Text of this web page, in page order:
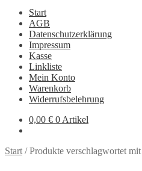
Start
AGB
Datenschutzerklärung
Impressum
Kasse
Linkliste
Mein Konto
Warenkorb
Widerrufsbelehrung
0,00 € 0 Artikel
Start /Produkte verschlagwortet